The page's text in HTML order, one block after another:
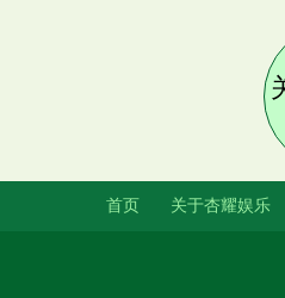
首页 关于杏耀娱乐